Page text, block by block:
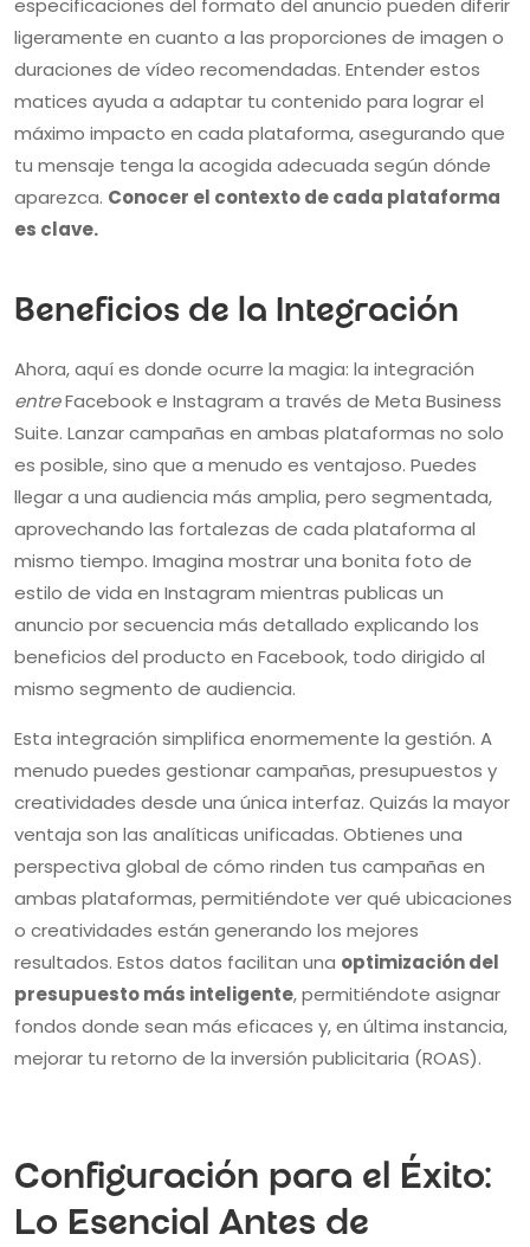
ligeramente en cuanto a las proporciones de imagen o
duraciones de vídeo recomendadas. Entender estos
matices ayuda a adaptar tu contenido para lograr el
máximo impacto en cada plataforma, asegurando que
tu mensaje tenga la acogida adecuada según dónde
aparezca. Conocer el contexto de cada plataforma
es clave.
Beneficios de la Integración
Ahora, aquí es donde ocurre la magia: la integración
entreFacebook e Instagram a través de Meta Business
Suite. Lanzar campañas en ambas plataformas no solo
es posible, sino que a menudo es ventajoso. Puedes
llegar a una audiencia más amplia, pero segmentada,
aprovechando las fortalezas de cada plataforma al
mismo tiempo. Imagina mostrar una bonita foto de
estilo de vida en Instagram mientras publicas un
anuncio por secuencia más detallado explicando los
beneficios del producto en Facebook, todo dirigido al
mismo segmento de audiencia.
Esta integración simplifica enormemente la gestión. A
menudo puedes gestionar campañas, presupuestos y
creatividades desde una única interfaz. Quizás la mayor
ventaja son las analíticas unificadas. Obtienes una
perspectiva global de cómo rinden tus campañas en
ambas plataformas, permitiéndote ver qué ubicaciones
o creatividades están generando los mejores
resultados. Estos datos facilitan una optimización del
presupuesto más inteligente, permitiéndote asignar
fondos donde sean más eficaces y, en última instancia,
mejorar tu retorno de la inversión publicitaria (ROAS).
Configuración para el Éxito:
Lo Esencial Antes de